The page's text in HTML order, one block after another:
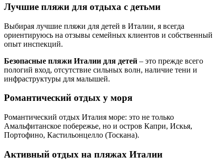
Лучшие пляжи для отдыха с детьми
Выбирая лучшие пляжи для детей в Италии, я всегда
ориентируюсь на отзывы семейных клиентов и собственный
опыт инспекций.
Безопасные пляжи Италии для детей – это прежде всего
пологий вход, отсутствие сильных волн, наличие тени и
инфраструктуры для малышей.
Романтический отдых у моря
Романтический отдых Италия море: это не только
Амальфитанское побережье, но и остров Капри, Искья,
Портофино, Кастильонцелло (Тоскана).
Активный отдых на пляжах Италии